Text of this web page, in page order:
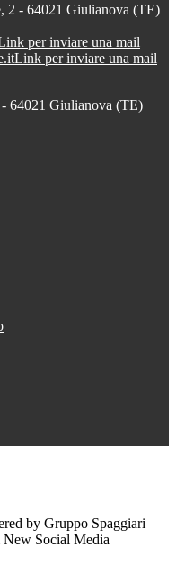
2 - 64021 Giulianova (TE)
per inviare una mail
Link per inviare una mail
64021 Giulianova (TE)
by Gruppo Spaggiari
Social Media